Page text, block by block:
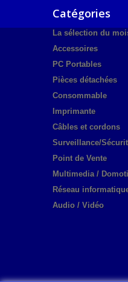
Catégories
La sélection du
Accessoires
PC Portables
Pièces détachées
Consommable
Imprimante
Câbles et cordons
Surveillance/
Point de Vente
Multimedia /
Réseau
Audio / Vidéo